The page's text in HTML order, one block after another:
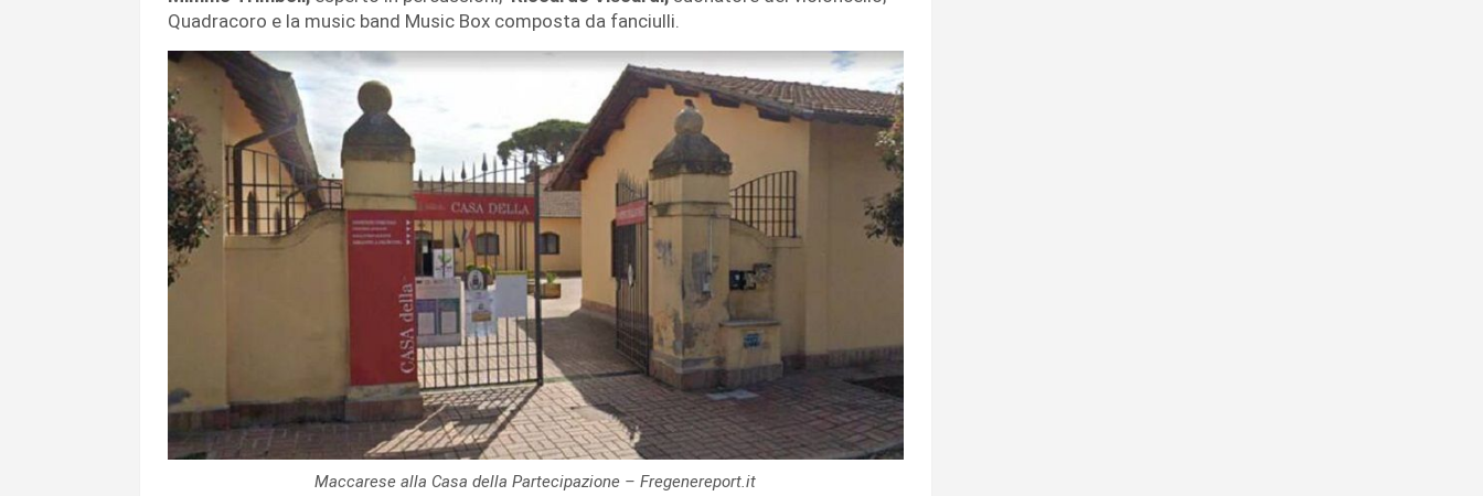
Quadracoro e la music band Music Box composta da fanciulli.
Maccarese alla Casa della Partecipazione – Fregenereport.it